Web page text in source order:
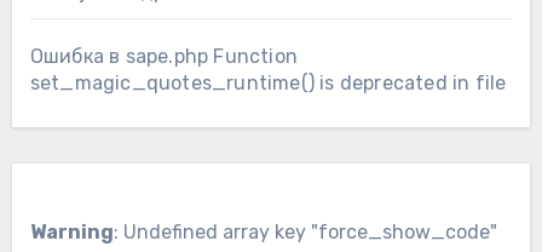
Ошибка в sape.php Function
set_magic_quotes_runtime() is deprecated in file
Warning: Undefined array key "force_show_code"